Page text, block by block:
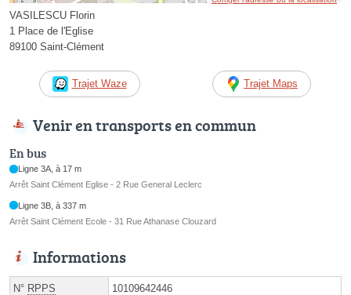
VASILESCU Florin
1 Place de l'Eglise
89100 Saint-Clément
Trajet Waze Trajet Maps
Venir en transports en commun
En bus
Ligne 3A, à 17 m
Arrêt Saint Clément Eglise - 2 Rue General Leclerc
Ligne 3B, à 337 m
Arrêt Saint Clément Ecole - 31 Rue Athanase Clouzard
Informations
N° RPPS 10109642446